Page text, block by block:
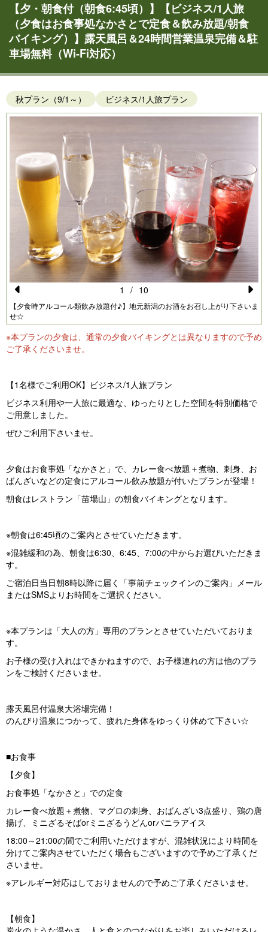
【夕・朝食付（朝食6:45頃）】【ビジネス/1人旅
（夕食はお食事処なかさとで定食＆飲み放題/朝食
バイキング）】露天風呂＆24時間営業温泉完備＆駐
車場無料（Wi-Fi対応）
秋プラン（9/1～） ビジネス/1人旅プラン
Pr
e
vi
o
s
【夕食時アルコール類飲み放題付♪】地元新潟のお酒をお召し上がり下さいま
せ☆
N
e
xt
1 / 10
※本プランの夕食は、通常の夕食バイキングとは異なりますので予め
ご了承くださいませ。
【1名様でご利用OK】ビジネス/1人旅プラン
ビジネス利用や一人旅に最適な、ゆったりとした空間を特別価格で
ご用意しました。
ぜひご利用下さいませ。
夕食はお食事処「なかさと」で、カレー食べ放題＋煮物、刺身、お
ばんざいなどの定食にアルコール飲み放題が付いたプランが登場！
朝食はレストラン「苗場山」の朝食バイキングとなります。
※朝食は6:45頃のご案内とさせていただきます。
※混雑緩和の為、朝食は6:30、6:45、7:00の中からお選びいただきま
す。
ご宿泊日当日朝8時以降に届く「事前チェックインのご案内」メール
またはSMSよりお時間をご選択ください。
※本プランは「大人の方」専用のプランとさせていただいておりま
す。
お子様の受け入れはできかねますので、お子様連れの方は他のプラ
ンをご検討くださいませ。
露天風呂付温泉大浴場完備！
のんびり温泉につかって、疲れた身体をゆっくり休めて下さい☆
■お食事
【夕食】
お食事処「なかさと」での定食
カレー食べ放題＋煮物、マグロの刺身、おばんざい3点盛り、鶏の唐
揚げ、ミニざるそばorミニざるうどんorバニラアイス
18:00～21:00の間でご利用いただけますが、混雑状況により時間を
分けてご案内させていただく場合もございますので予めご了承くだ
さいませ。
※アレルギー対応はしておりませんので予めご了承くださいませ。
【朝食】